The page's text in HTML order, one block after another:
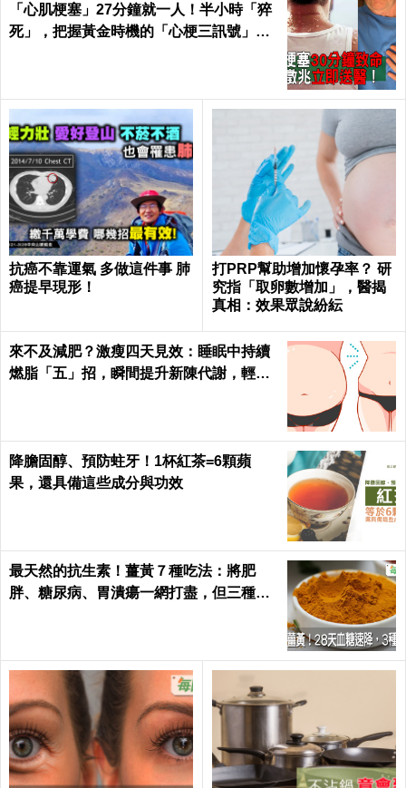
「心肌梗塞」27分鐘就一人！半小時「猝
死」，把握黃金時機的「心梗三訊號」！
抗癌不靠運氣 多做這件事 肺
癌提早現形！
打PRP幫助增加懷孕率？ 研
究指「取卵數增加」，醫揭
真相：效果眾說紛紜
來不及減肥？激瘦四天見效：睡眠中持續
燃脂「五」招，瞬間提升新陳代謝，輕鬆
降膽固醇、預防蛀牙！1杯紅茶=6顆蘋
果，還具備這些成分與功效
最天然的抗生素！薑黃７種吃法：將肥
胖、糖尿病、胃潰瘍一網打盡，但三種人